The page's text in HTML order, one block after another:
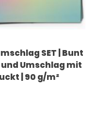
SET | Bunt
Umschlag mit
| 90 g/m²